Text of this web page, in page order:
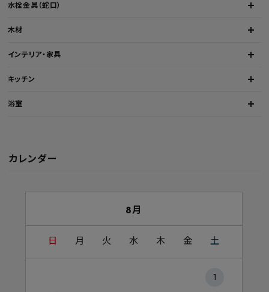
水栓金具（蛇口）
木材
インテリア・家具
キッチン
浴室
カレンダー
8月
日 月 火 水 木 金 土
1